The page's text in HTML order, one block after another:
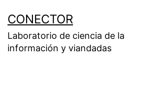
contenido
CONECTOR
Laboratorio de ciencia de la
información y viandadas